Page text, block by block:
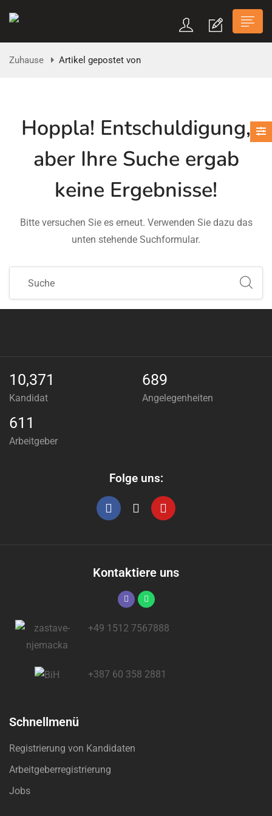
submenu
Zuhause Artikel gepostet von
Hoppla! Entschuldigung,
aber Ihre Suche ergab
keine Ergebnisse!
Bitte versuchen Sie es erneut. Verwenden Sie dazu das
unten stehende Suchformular.
10,371
Kandidat
689
Angelegenheiten
611
Arbeitgeber
Folge uns:
Kontaktiere uns
+49 1512 7567888
+387 60 358 2881
Schnellmenü
Registrierung von Kandidaten
Arbeitgeberregistrierung
Jobs